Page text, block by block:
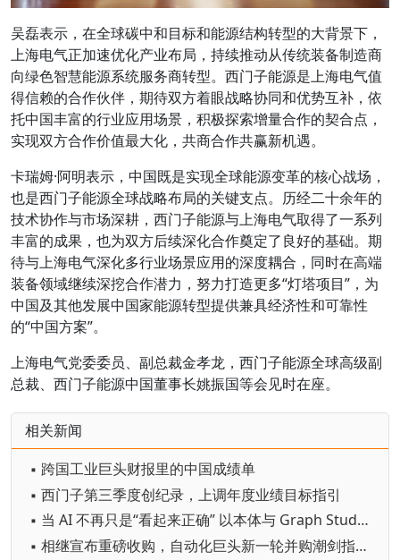
吴磊表示，在全球碳中和目标和能源结构转型的大背景下，
上海电气正加速优化产业布局，持续推动从传统装备制造商
向绿色智慧能源系统服务商转型。西门子能源是上海电气值
得信赖的合作伙伴，期待双方着眼战略协同和优势互补，依
托中国丰富的行业应用场景，积极探索增量合作的契合点，
实现双方合作价值最大化，共商合作共赢新机遇。
卡瑞姆·阿明表示，中国既是实现全球能源变革的核心战场，
也是西门子能源全球战略布局的关键支点。历经二十余年的
技术协作与市场深耕，西门子能源与上海电气取得了一系列
丰富的成果，也为双方后续深化合作奠定了良好的基础。期
待与上海电气深化多行业场景应用的深度耦合，同时在高端
装备领域继续深挖合作潜力，努力打造更多“灯塔项目”，为
中国及其他发展中国家能源转型提供兼具经济性和可靠性
的“中国方案”。
上海电气党委委员、副总裁金孝龙，西门子能源全球高级副
总裁、西门子能源中国董事长姚振国等会见时在座。
相关新闻
▪ 跨国工业巨头财报里的中国成绩单
▪ 西门子第三季度创纪录，上调年度业绩目标指引
▪ 当 AI 不再只是“看起来正确” 以本体与 Graph Studio 筑牢可信底座，推动制造业 AI 从试验走向规模化
▪ 相继宣布重磅收购，自动化巨头新一轮并购潮剑指何方？